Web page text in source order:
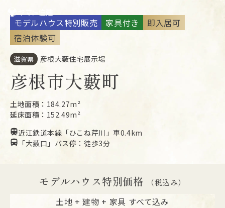
モデルハウス特別販売 家具付き
即入居可
宿泊体験可
滋賀県 彦根大藪住宅展示場
彦根市大藪町
土地面積： 184.27m²
延床面積： 152.49m²
近江鉄道本線「ひこね芹川」車0.4km
「大藪口」バス停：徒歩3分
モデルハウス特別価格 （税込み）
土地 + 建物 + 家具 すべて込み